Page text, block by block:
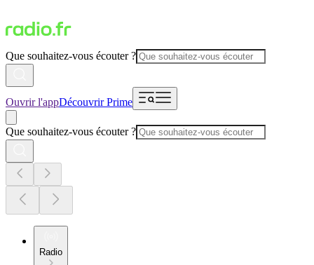
Que souhaitez-vous écouter ?
Ouvrir l'appDécouvrir Prime
Que souhaitez-vous écouter ?
Radio